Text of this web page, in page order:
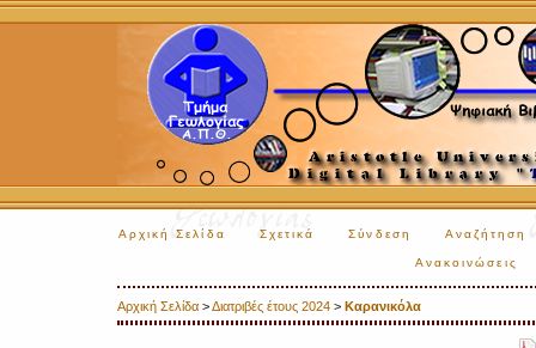
Αρχική Σελίδα Σχετικά Σύνδεση Αναζήτηση
Ανακοινώσεις
Αρχική Σελίδα >Διατριβές έτους 2024 > Καρανικόλα